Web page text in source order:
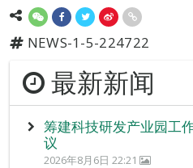
NEWS-1-5-224722
最新新闻
筹建科技研发产业园工
议
2026年8月6日 22:21